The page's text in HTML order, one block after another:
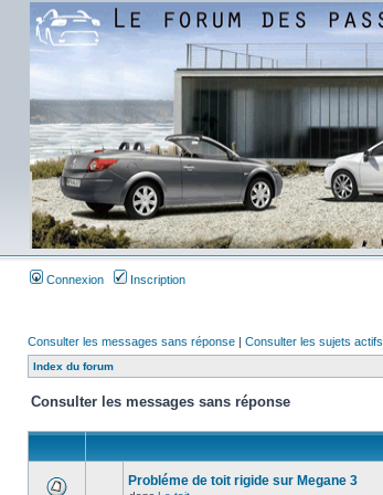
Connexion Inscription
Consulter les messages sans réponse | Consulter les sujets actifs
Index du forum
Consulter les messages sans réponse
Probléme de toit rigide sur Megane 3